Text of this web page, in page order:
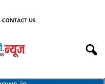
CONTACT US